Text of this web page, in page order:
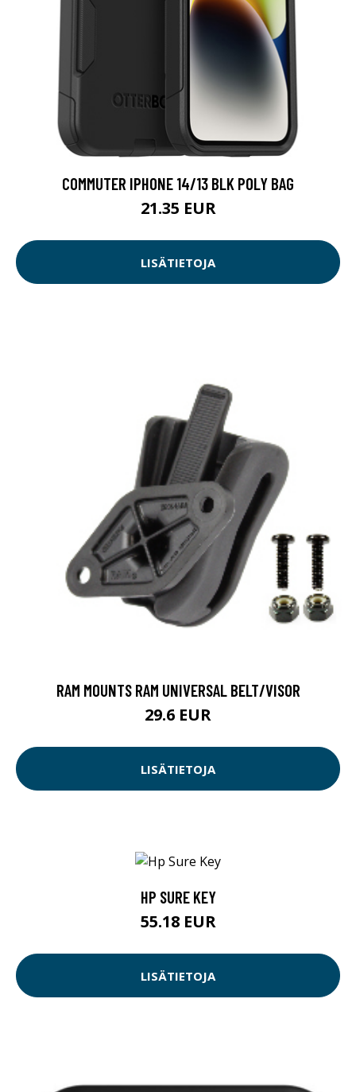
COMMUTER IPHONE 14/13 BLK POLY BAG
21.35 EUR
LISÄTIETOJA
RAM MOUNTS RAM UNIVERSAL BELT/VISOR
29.6 EUR
LISÄTIETOJA
HP SURE KEY
55.18 EUR
LISÄTIETOJA